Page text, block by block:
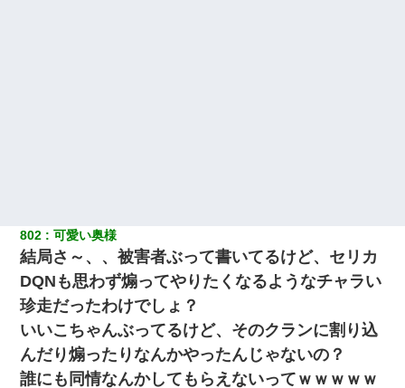
802 可愛い奥様
結局さ～、、被害者ぶって書いてるけど、セリカ
DQNも思わず煽ってやりたくなるようなチャラい
珍走だったわけでしょ？
いいこちゃんぶってるけど、そのクランに割り込
んだり煽ったりなんかやったんじゃないの？
誰にも同情なんかしてもらえないってｗｗｗｗｗ